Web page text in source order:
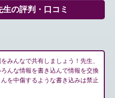
の評判・口コミ
みんなで共有しましょう！先生、
んな情報を書き込んで情報を交換
を中傷するような書き込みは禁止